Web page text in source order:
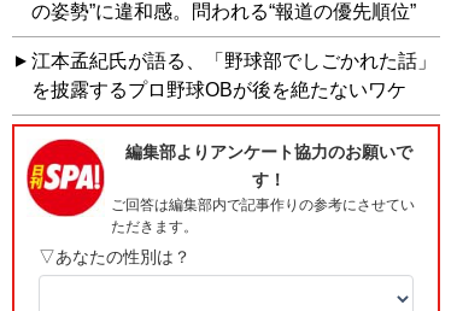
の姿勢”に違和感。問われる“報道の優先順位”
江本孟紀氏が語る、「野球部でしごかれた話」
を披露するプロ野球OBが後を絶たないワケ